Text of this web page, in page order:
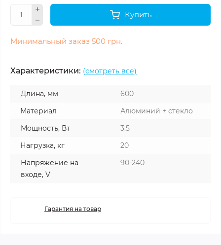
Купить
Минимальный заказ 500 грн.
Характеристики: (смотреть все)
Длина, мм
600
Материал
Алюминий + стекло
Мощность, Вт
3.5
Нагрузка, кг
20
Напряжение на
входе, V
90-240
Гарантия на товар